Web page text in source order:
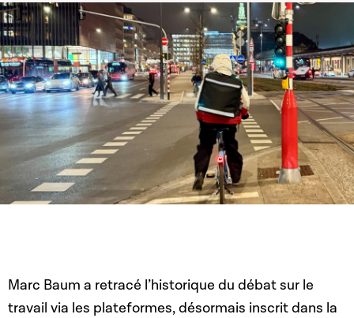
Marc Baum a retracé l’historique du débat sur le
travail via les plateformes, désormais inscrit dans la